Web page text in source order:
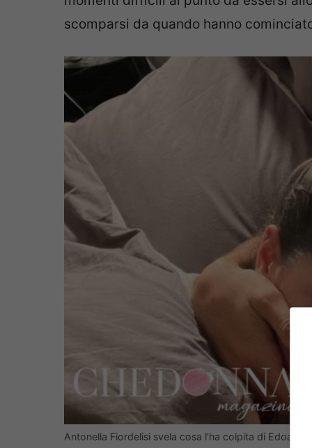
scomparsi da quando hanno
Antonella Fiordelisi svela cosa l’ha colpita di